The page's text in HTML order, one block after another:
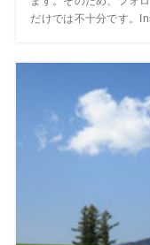
だけでは不十分です。